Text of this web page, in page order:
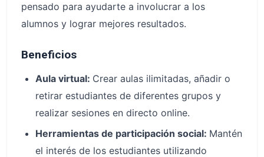
pensado para ayudarte a involucrar a los
alumnos y lograr mejores resultados.
Beneficios
Aula virtual: Crear aulas ilimitadas, añadir o
retirar estudiantes de diferentes grupos y
realizar sesiones en directo online.
Herramientas de participación social: Mantén
el interés de los estudiantes utilizando